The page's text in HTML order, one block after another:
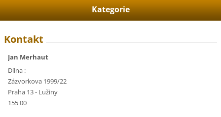
Kategorie
Kontakt
Jan Merhaut
Dílna :
Zázvorkova 1999/22
Praha 13 - Lužiny
155 00